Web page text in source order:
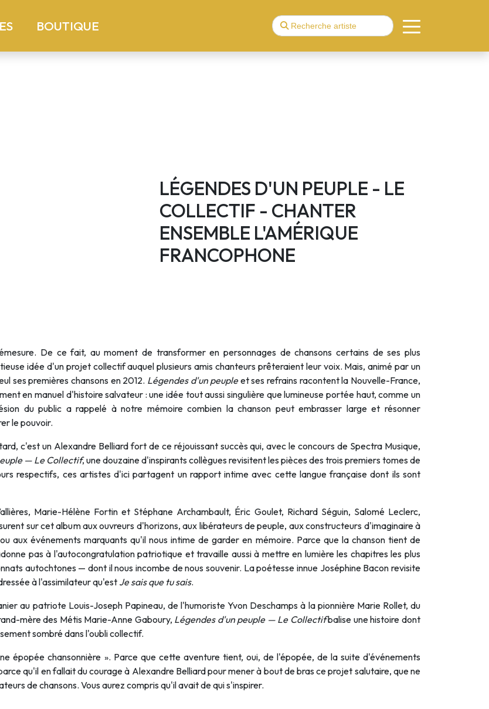
(current)BOUTIQUE
LÉGENDES D'UN PEUPLE - LE
COLLECTIF - CHANTER
ENSEMBLE L'AMÉRIQUE
FRANCOPHONE
De ce fait, au moment de transformer en personnages de chansons certains de ses plus
idée d'un projet collectif auquel plusieurs amis chanteurs prêteraient leur voix. Mais, animé par un
ses premières chansons en 2012. Légendes d'un peupleet ses refrains racontent la Nouvelle-France,
en manuel d'histoire salvateur : une idée tout aussi singulière que lumineuse portée haut, comme un
du public a rappelé à notre mémoire combien la chanson peut embrasser large et résonner
le pouvoir.
c'est un Alexandre Belliard fort de ce réjouissant succès qui, avec le concours de Spectra Musique,
— Le Collectif, une douzaine d'inspirants collègues revisitent les pièces des trois premiers tomes de
respectifs, ces artistes d'ici partagent un rapport intime avec cette langue française dont ils sont
Marie-Hélène Fortin et Stéphane Archambault, Éric Goulet, Richard Séguin, Salomé Leclerc,
sur cet album aux ouvreurs d'horizons, aux libérateurs de peuple, aux constructeurs d'imaginaire à
aux événements marquants qu'il nous intime de garder en mémoire. Parce que la chanson tient de
pas à l'autocongratulation patriotique et travaille aussi à mettre en lumière les chapitres les plus
autochtones — dont il nous incombe de nous souvenir. La poétesse innue Joséphine Bacon revisite
à l'assimilateur qu'est Je sais que tu sais.
au patriote Louis-Joseph Papineau, de l'humoriste Yvon Deschamps à la pionnière Marie Rollet, du
mère des Métis Marie-Anne Gaboury, Légendes d'un peuple — Le Collectifbalise une histoire dont
sombré dans l'oubli collectif.
épopée chansonnière ». Parce que cette aventure tient, oui, de l'épopée, de la suite d'événements
qu'il en fallait du courage à Alexandre Belliard pour mener à bout de bras ce projet salutaire, que ne
de chansons. Vous aurez compris qu'il avait de qui s'inspirer.